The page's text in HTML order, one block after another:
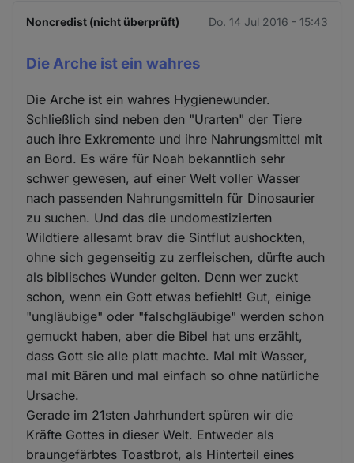
Noncredist (nicht überprüft) Do. 14 Jul 2016 - 15:43
Die Arche ist ein wahres
Die Arche ist ein wahres Hygienewunder.
Schließlich sind neben den "Urarten" der Tiere
auch ihre Exkremente und ihre Nahrungsmittel mit
an Bord. Es wäre für Noah bekanntlich sehr
schwer gewesen, auf einer Welt voller Wasser
nach passenden Nahrungsmitteln für Dinosaurier
zu suchen. Und das die undomestizierten
Wildtiere allesamt brav die Sintflut aushockten,
ohne sich gegenseitig zu zerfleischen, dürfte auch
als biblisches Wunder gelten. Denn wer zuckt
schon, wenn ein Gott etwas befiehlt! Gut, einige
"ungläubige" oder "falschgläubige" werden schon
gemuckt haben, aber die Bibel hat uns erzählt,
dass Gott sie alle platt machte. Mal mit Wasser,
mal mit Bären und mal einfach so ohne natürliche
Ursache.
Gerade im 21sten Jahrhundert spüren wir die
Kräfte Gottes in dieser Welt. Entweder als
braungefärbtes Toastbrot, als Hinterteil eines